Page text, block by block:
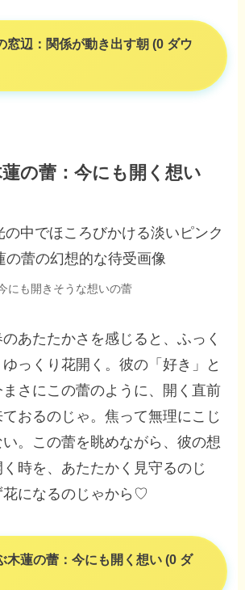
窓辺：関係が動き出す朝 (0 ダウ
の蕾：今にも開く想い
にも開きそうな想いの蕾
あたたかさを感じると、ふっく
っくり花開く。彼の「好き」と
さにこの蕾のように、開く直前
おるのじゃ。焦って無理にこじ
。この蕾を眺めながら、彼の想
時を、あたたかく見守るのじ
花になるのじゃから♡
木蓮の蕾：今にも開く想い (0 ダ